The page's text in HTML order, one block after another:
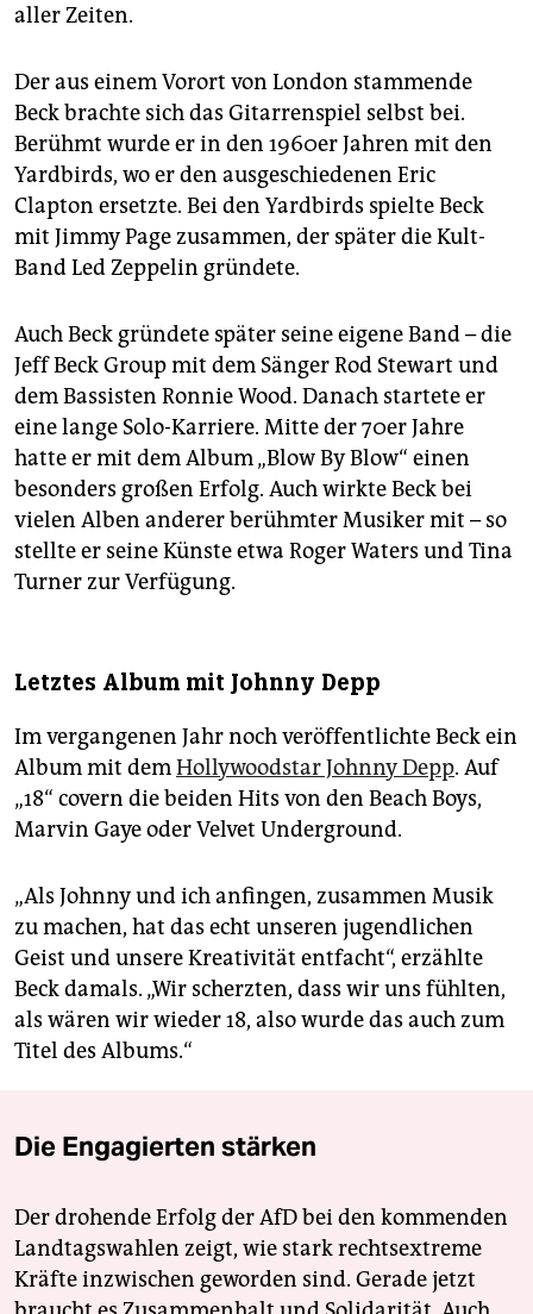
aller Zeiten.
Der aus einem Vorort von London stammende
Beck brachte sich das Gitarrenspiel selbst bei.
Berühmt wurde er in den 1960er Jahren mit den
Yardbirds, wo er den ausgeschiedenen Eric
Clapton ersetzte. Bei den Yardbirds spielte Beck
mit Jimmy Page zusammen, der später die Kult-
Band Led Zeppelin gründete.
Auch Beck gründete später seine eigene Band – die
Jeff Beck Group mit dem Sänger Rod Stewart und
dem Bassisten Ronnie Wood. Danach startete er
eine lange Solo-Karriere. Mitte der 70er Jahre
hatte er mit dem Album „Blow By Blow“ einen
besonders großen Erfolg. Auch wirkte Beck bei
vielen Alben anderer berühmter Musiker mit – so
stellte er seine Künste etwa Roger Waters und Tina
Turner zur Verfügung.
Letztes Album mit Johnny Depp
Im vergangenen Jahr noch veröffentlichte Beck ein
Album mit demHollywoodstar Johnny Depp. Auf
„18“ covern die beiden Hits von den Beach Boys,
Marvin Gaye oder Velvet Underground.
„Als Johnny und ich anfingen, zusammen Musik
zu machen, hat das echt unseren jugendlichen
Geist und unsere Kreativität entfacht“, erzählte
Beck damals. „Wir scherzten, dass wir uns fühlten,
als wären wir wieder 18, also wurde das auch zum
Titel des Albums.“
Die Engagierten stärken
Der drohende Erfolg der AfD bei den kommenden
Landtagswahlen zeigt, wie stark rechtsextreme
Kräfte inzwischen geworden sind. Gerade jetzt